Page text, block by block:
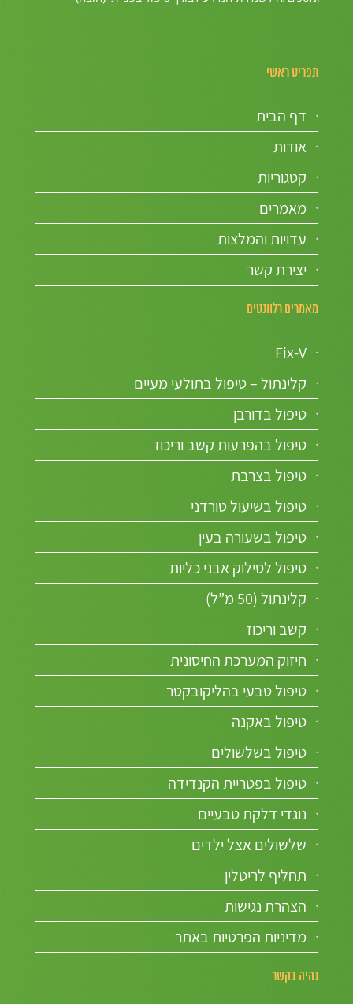
תפריט ראשי
דף הבית
אודות
קטגוריות
מאמרים
עדויות והמלצות
יצירת קשר
מאמרים רלוונטים
Fix-V
קלינתול – טיפול בתולעי מעיים
טיפול בדורבן
טיפול בהפרעות קשב וריכוז
טיפול בצרבת
טיפול בשיעול טורדני
טיפול בשעורה בעין
טיפול לסילוק אבני כליות
קלינתול (50 מ”ל)
קשב וריכוז
חיזוק המערכת החיסונית
טיפול טבעי בהליקובקטר
טיפול באקנה
טיפול בשלשולים
טיפול בפטריית הקנדידה
נוגדי דלקת טבעיים
שלשולים אצל ילדים
תחליף לריטלין
הצהרת נגישות
מדיניות הפרטיות באתר
נהיה בקשר